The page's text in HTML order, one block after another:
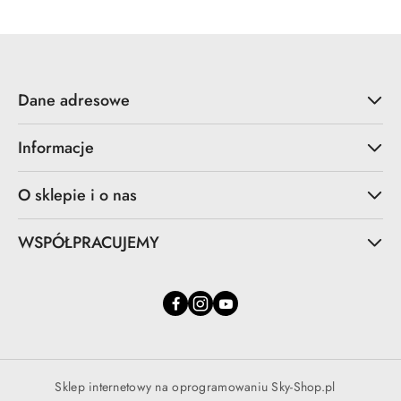
Dane adresowe
Informacje
O sklepie i o nas
WSPÓŁPRACUJEMY
Sklep internetowy na oprogramowaniu Sky-Shop.pl